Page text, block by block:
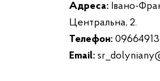
Адреса: Івано-
Центральна, 2.
Телефон:
Email: